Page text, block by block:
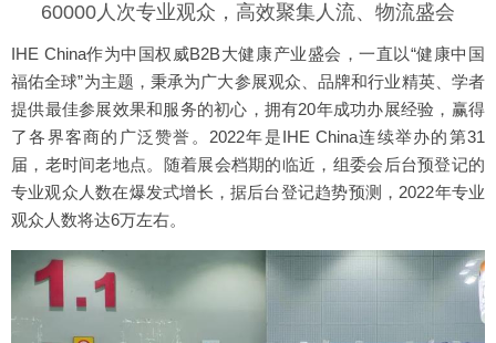
60000人次专业观众，高效聚集人流、物流盛会
IHE China作为中国权威B2B大健康产业盛会，一直以“健康中国
福佑全球”为主题，秉承为广大参展观众、品牌和行业精英、学者
提供最佳参展效果和服务的初心，拥有20年成功办展经验，赢得
了各界客商的广泛赞誉。2022年是IHE China连续举办的第31
届，老时间老地点。随着展会档期的临近，组委会后台预登记的
专业观众人数在爆发式增长，据后台登记趋势预测，2022年专业
观众人数将达6万左右。